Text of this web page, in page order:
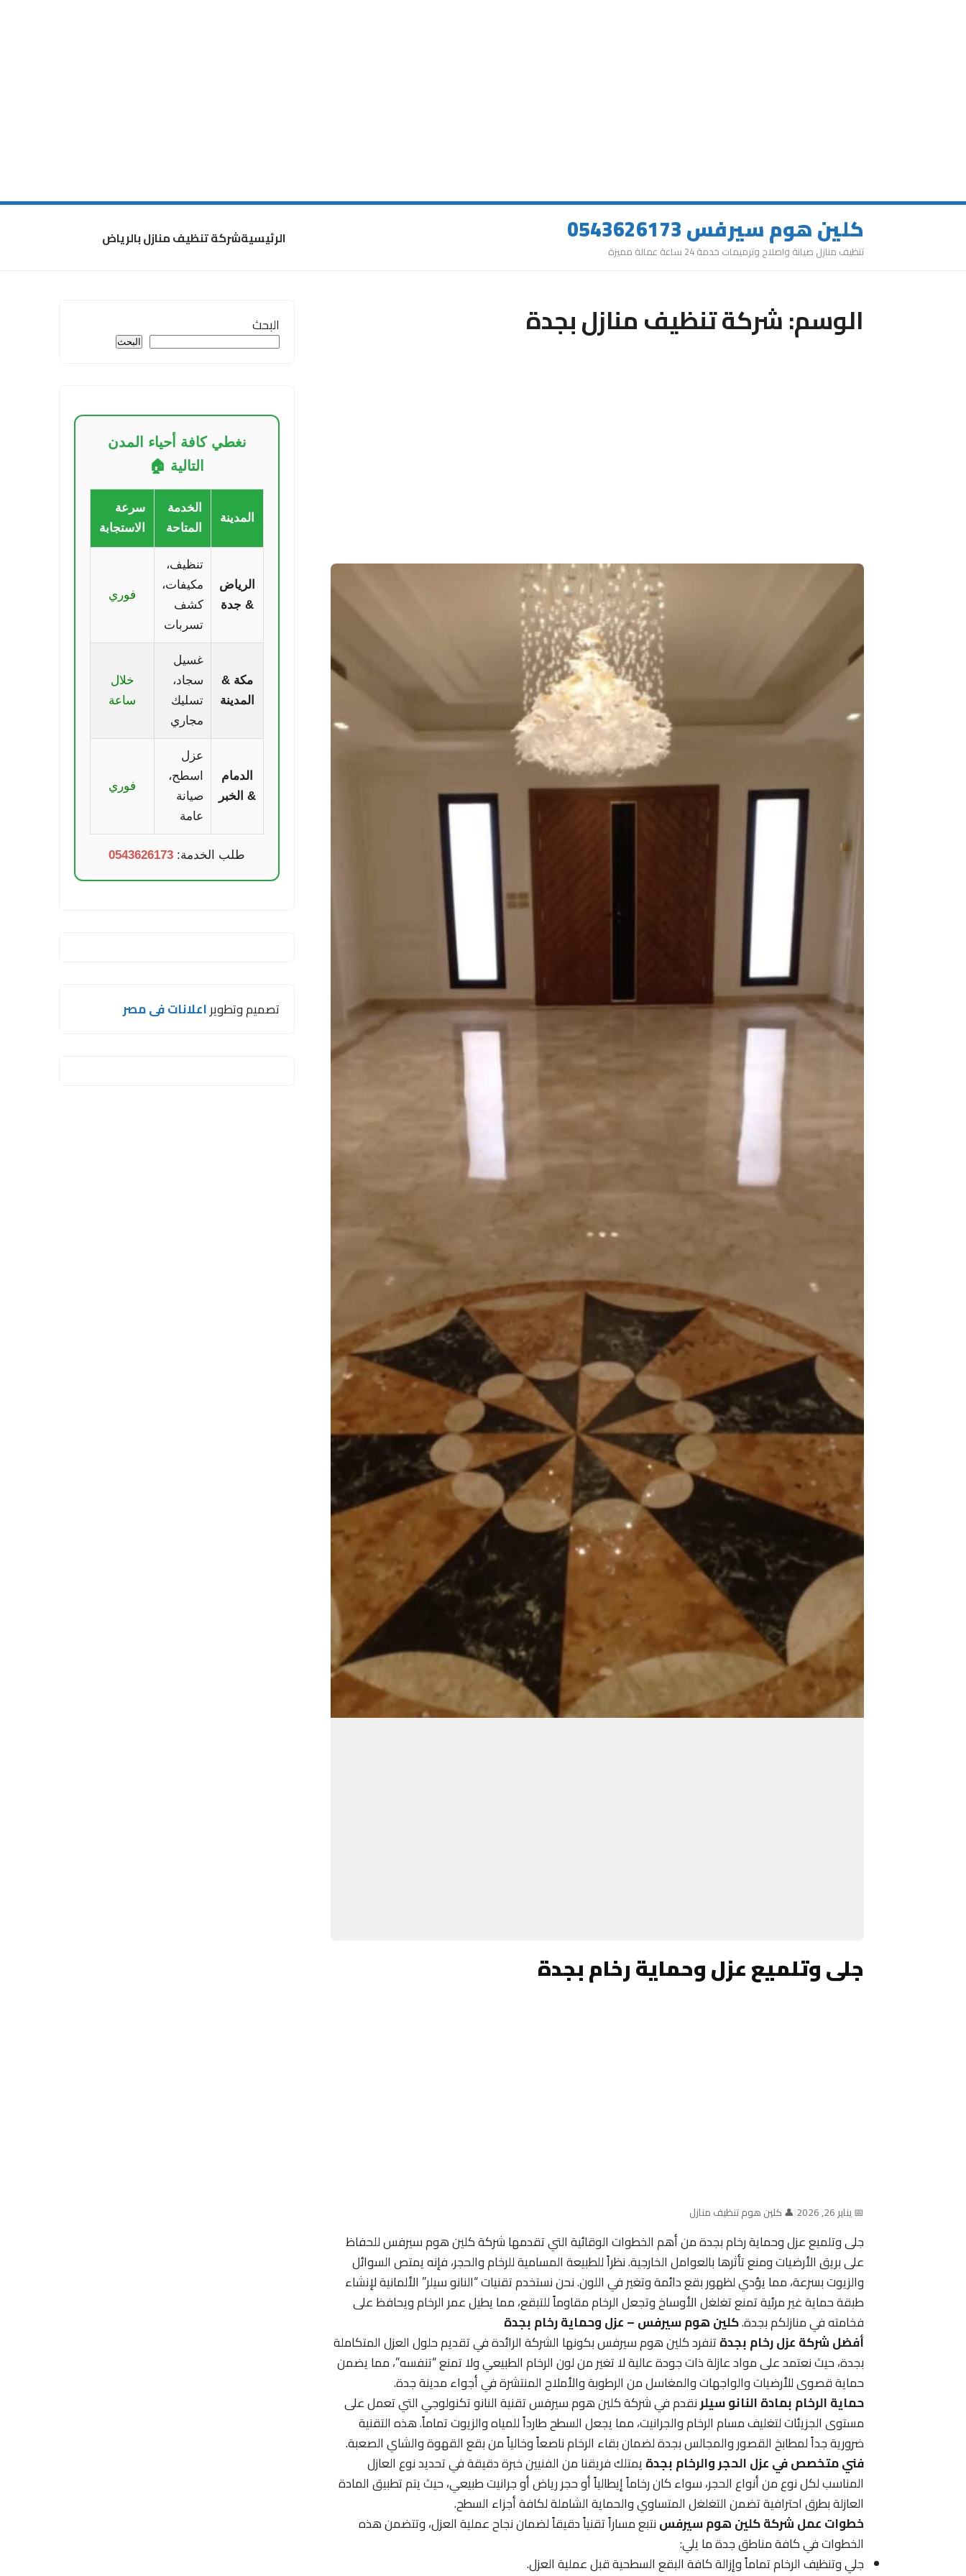
كلين هوم سيرفس 0543626173
تنظيف منازل صيانة واصلاح وترميمات خدمة 24 ساعة عمالة مميزة
الرئيسيةشركة تنظيف منازل بالرياض
الوسم:شركة تنظيف منازل بجدة
جلى وتلميع عزل وحماية رخام بجدة
📅 يناير 26, 2026 |👤 كلين هوم تنظيف منازل
جلى وتلميع عزل وحماية رخام بجدة من أهم الخطوات الوقائية التي تقدمها شركة كلين هوم سيرفس للحفاظ
على بريق الأرضيات ومنع تأثرها بالعوامل الخارجية. نظراً للطبيعة المسامية للرخام والحجر، فإنه يمتص السوائل
والزيوت بسرعة، مما يؤدي لظهور بقع دائمة وتغير في اللون. نحن نستخدم تقنيات “النانو سيلر” الألمانية لإنشاء
طبقة حماية غير مرئية تمنع تغلغل الأوساخ وتجعل الرخام مقاوماً للتبقع، مما يطيل عمر الرخام ويحافظ على
فخامته في منازلكم بجدة.كلين هوم سيرفس – عزل وحماية رخام بجدة
أفضل شركة عزل رخام بجدةتنفرد كلين هوم سيرفس بكونها الشركة الرائدة في تقديم حلول العزل المتكاملة
بجدة، حيث نعتمد على مواد عازلة ذات جودة عالية لا تغير من لون الرخام الطبيعي ولا تمنع “تنفسه”، مما يضمن
حماية قصوى للأرضيات والواجهات والمغاسل من الرطوبة والأملاح المنتشرة في أجواء مدينة جدة.
حماية الرخام بمادة النانو سيلرنقدم في شركة كلين هوم سيرفس تقنية النانو تكنولوجي التي تعمل على
مستوى الجزيئات لتغليف مسام الرخام والجرانيت، مما يجعل السطح طارداً للمياه والزيوت تماماً. هذه التقنية
ضرورية جداً لمطابخ القصور والمجالس بجدة لضمان بقاء الرخام ناصعاً وخالياً من بقع القهوة والشاي الصعبة.
فني متخصص في عزل الحجر والرخام بجدةيمتلك فريقنا من الفنيين خبرة دقيقة في تحديد نوع العازل
المناسب لكل نوع من أنواع الحجر، سواء كان رخاماً إيطالياً أو حجر رياض أو جرانيت طبيعي، حيث يتم تطبيق المادة
العازلة بطرق احترافية تضمن التغلغل المتساوي والحماية الشاملة لكافة أجزاء السطح.
خطوات عمل شركة كلين هوم سيرفسنتبع مساراً تقنياً دقيقاً لضمان نجاح عملية العزل، وتتضمن هذه
الخطوات في كافة مناطق جدة ما يلي:
جلي وتنظيف الرخام تماماً وإزالة كافة البقع السطحية قبل عملية العزل.
البحث
البحث
نغطي كافة أحياء المدن
التالية 🏠
المدينة
الخدمة
المتاحة
سرعة
الاستجابة
الرياض
& جدة
تنظيف،
مكيفات،
كشف
تسربات
فوري
مكة &
المدينة
غسيل
سجاد،
تسليك
مجاري
خلال
ساعة
الدمام
& الخبر
عزل
اسطح،
صيانة
عامة
فوري
طلب الخدمة: 0543626173
تصميم وتطويراعلانات فى مصر